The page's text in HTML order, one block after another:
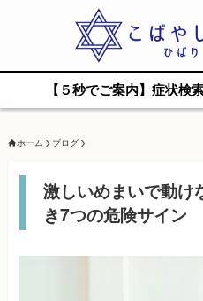
【５秒でご案内】症状検
ホーム ブログ
激しいめまいで動け
き7つの危険サイン